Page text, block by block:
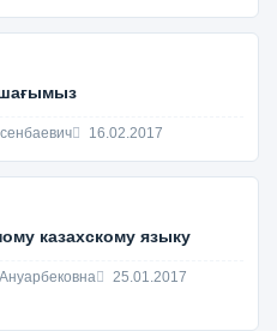
16.02.2017
казахскому языку
25.01.2017